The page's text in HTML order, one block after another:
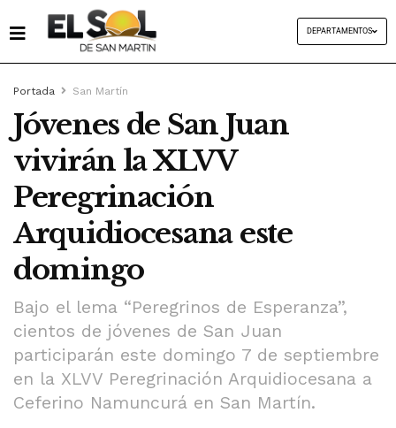
DEPARTAMENTOS
Portada San Martín
Jóvenes de San Juan
vivirán la XLVV
Peregrinación
Arquidiocesana este
domingo
Bajo el lema “Peregrinos de Esperanza”,
cientos de jóvenes de San Juan
participarán este domingo 7 de septiembre
en la XLVV Peregrinación Arquidiocesana a
Ceferino Namuncurá en San Martín.